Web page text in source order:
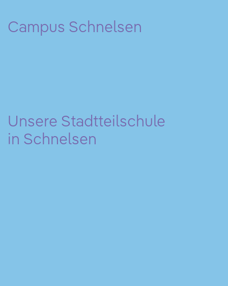
Campus Schnelsen
Unsere Stadtteilschule
in Schnelsen